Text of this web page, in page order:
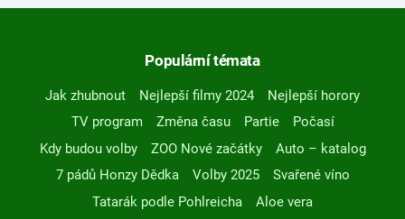
Populární témata
Jak zhubnout Nejlepší filmy 2024
Nejlepší horory
TV program
Změna času Partie
Počasí
Kdy budou volby
ZOO Nové začátky
Auto – katalog
7 pádů Honzy Dědka
Volby 2025
Svařené víno
Tatarák podle Pohlreicha
Aloe vera